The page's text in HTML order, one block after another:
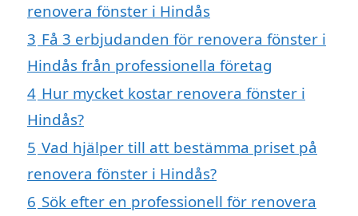
renovera fönster i Hindås
3 Få 3 erbjudanden för renovera fönster i
Hindås från professionella företag
4 Hur mycket kostar renovera fönster i
Hindås?
5 Vad hjälper till att bestämma priset på
renovera fönster i Hindås?
6 Sök efter en professionell för renovera